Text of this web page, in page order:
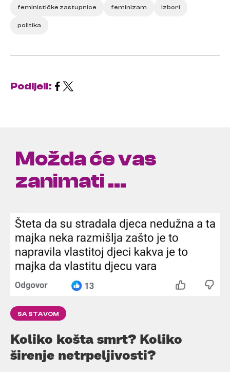
feminističke zastupnice feminizam izbori
politika
Podijeli:
Možda će vas
zanimati ...
SA STAVOM
Koliko košta smrt? Koliko
širenje netrpeljivosti?